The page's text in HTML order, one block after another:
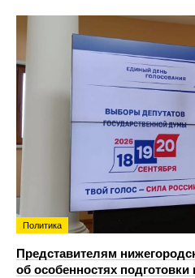
Политика
Представителям
об особенностях